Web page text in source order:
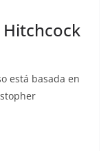
Hitchcock
está basada en